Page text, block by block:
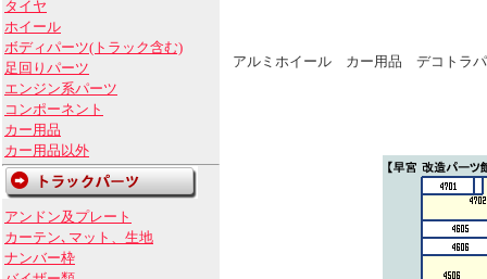
タイヤ
ホイール
ボディパーツ(トラック含む)
足回りパーツ
エンジン系パーツ
コンポーネント
カー用品
カー用品以外
アンドン及プレート
カーテン､マット、生地
ナンバー枠
アルミホイール カー用品 デコトラ